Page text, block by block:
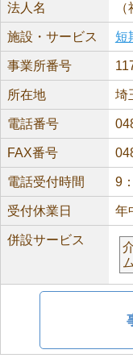
法人名
施設・サービス 短
事業所番号
所在地 埼
電話番号
FAX番号
電話受付時間 9
受付休業日 年
併設サービス